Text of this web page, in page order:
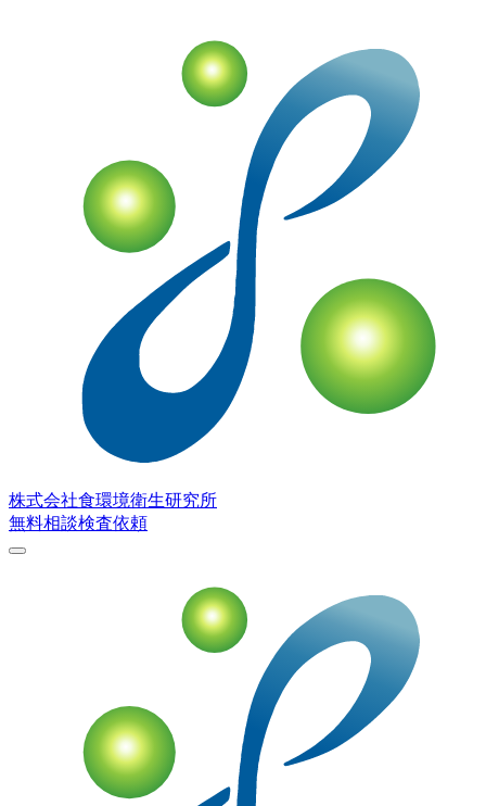
株式会社食環境衛生研究所
無料相談検査依頼